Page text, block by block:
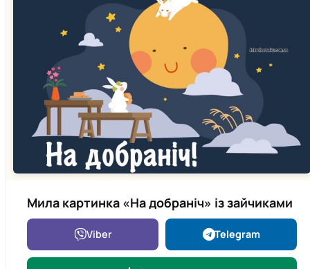
Мила картинка «На добраніч» із зайчиками
Viber Telegram